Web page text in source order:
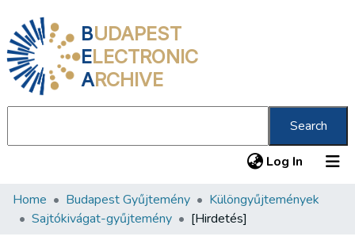
BUDAPEST
ELECTRONIC
ARCHIVE
Search
Log In (current)
Communities & Collections
Home Budapest Gyűjtemény
Különgyűjtemények
Sajtókivágat-gyűjtemény
[Hirdetés]